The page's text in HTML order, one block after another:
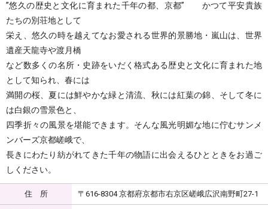
”悠久の歴史と文化に育まれた千年の都、京都” かつて平安貴族
たちの別荘地として
栄え、悠久の時を越えてなお愛される世界的景勝地・嵐山は、世界
遺産天龍寺や渡月橋
など数多くの名所・史跡をいだく格式ある歴史と文化に育まれた地
として知られ、春には
満開の桜、夏には鮮やかな緑と清流、秋には紅葉の錦、そして冬に
は白銀の雪景色と、
四季折々の風景を堪能できます。そんな風光明媚な地に佇むサンメ
ンバーズ京都嵯峨で、
長きにわたり紡がれてきた千年の物語に出会えるひとときをお過ご
しください。
住 所 〒616-8304 京都府京都市右京区嵯峨広沢南野町27-1